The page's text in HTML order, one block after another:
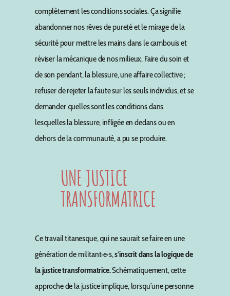
complètement les conditions sociales. Ça signifie
abandonner nos rêves de pureté et le mirage de la
sécurité pour mettre les mains dans le cambouis et
réviser la mécanique de nos milieux. Faire du soin et
de son pendant, la blessure, une affaire collective ;
refuser de rejeter la faute sur les seuls individus, et se
demander quelles sont les conditions dans
lesquelles la blessure, infligée en dedans ou en
dehors de la communauté, a pu se produire.
UNE JUSTICE
TRANSFORMATRICE
Ce travail titanesque, qui ne saurait se faire en une
génération de militant·e·s,s’inscrit dans la logique de
la justice transformatrice.Schématiquement, cette
approche de la justice implique, lorsqu’une personne